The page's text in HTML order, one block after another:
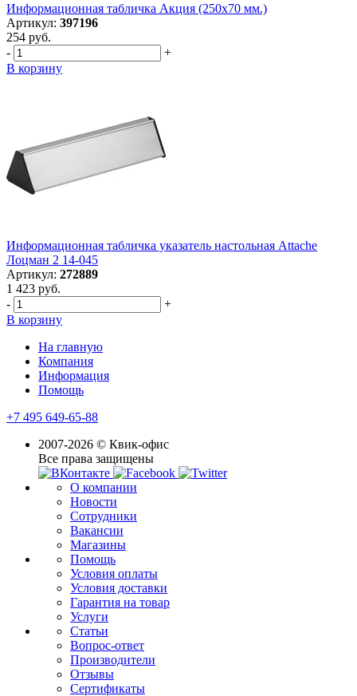
Информационная табличка Акция (250х70 мм.)
Артикул: 397196
254 руб.
-
+
В корзину
Информационная табличка указатель настольная Attache
Лоцман 2 14-045
Артикул: 272889
1 423 руб.
-
+
В корзину
На главную
Компания
Информация
Помощь
+7 495 649-65-88
2007-2026 © Квик-офис
Все права защищены
О компании
Новости
Сотрудники
Вакансии
Магазины
Помощь
Условия оплаты
Условия доставки
Гарантия на товар
Услуги
Статьи
Вопрос-ответ
Производители
Отзывы
Сертификаты